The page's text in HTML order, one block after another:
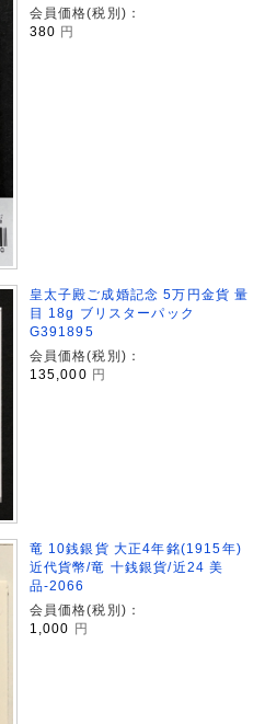
会員価格(税別)：
380 円
皇太子殿ご成婚記念 5万円金貨 量
目 18g ブリスターパック
G391895
会員価格(税別)：
135,000 円
竜 10銭銀貨 大正4年銘(1915年)
近代貨幣/竜 十銭銀貨/近24 美
品-2066
会員価格(税別)：
1,000
円